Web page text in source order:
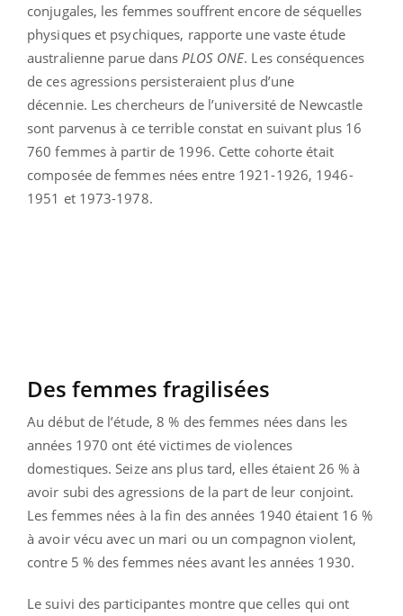
conjugales, les femmes souffrent encore de séquelles
physiques et psychiques, rapporte une vaste étude
australienne parue dans PLOS ONE. Les conséquences
de ces agressions persisteraient plus d’une
décennie. Les chercheurs de l’université de Newcastle
sont parvenus à ce terrible constat en suivant plus 16
760 femmes à partir de 1996. Cette cohorte était
composée de femmes nées entre 1921-1926, 1946-
1951 et 1973-1978.
Des femmes fragilisées
Au début de l’étude, 8 % des femmes nées dans les
années 1970 ont été victimes de violences
domestiques. Seize ans plus tard, elles étaient 26 % à
avoir subi des agressions de la part de leur conjoint.
Les femmes nées à la fin des années 1940 étaient 16 %
à avoir vécu avec un mari ou un compagnon violent,
contre 5 % des femmes nées avant les années 1930.
Le suivi des participantes montre que celles qui ont